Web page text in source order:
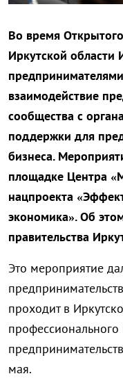
Во время
Иркутской области
взаимодействие
сообщества с
поддержки для
бизнеса.
площадке Центра
нацпроекта
экономика». Об
правительства
Это мероприятие
проходит в
мая.